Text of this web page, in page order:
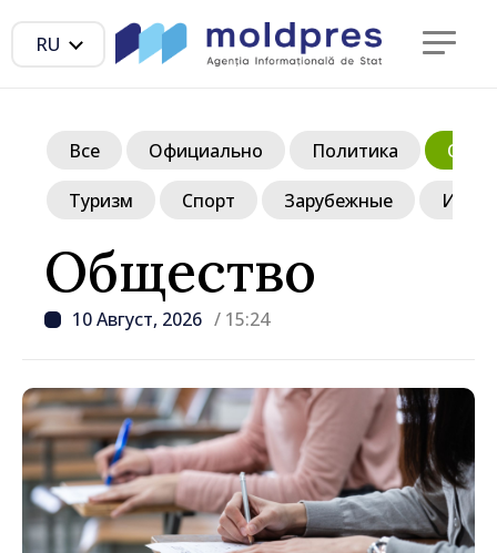
RU
Общество
10 Август, 2026 / 15:24
Все Официально Политика
Туризм Спорт Зарубежные